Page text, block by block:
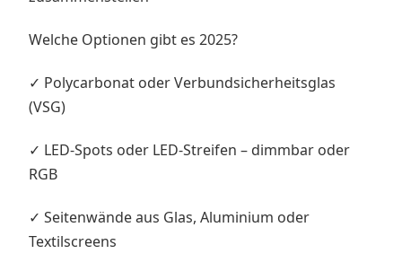
Welche Optionen gibt es 2025?
✓ Polycarbonat oder Verbundsicherheitsglas
(VSG)
✓ LED-Spots oder LED-Streifen – dimmbar oder
RGB
✓ Seitenwände aus Glas, Aluminium oder
Textilscreens